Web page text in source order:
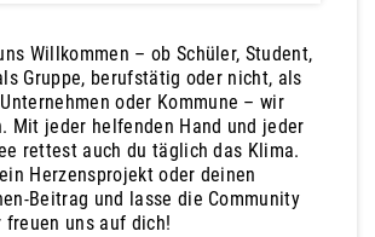
Willkommen – ob Schüler, Student,
Gruppe, berufstätig oder nicht, als
oder Kommune – wir
Mit jeder helfenden Hand und jeder
rettest auch du täglich das Klima.
Herzensprojekt oder deinen
Beitrag und lasse die Community
uns auf dich!